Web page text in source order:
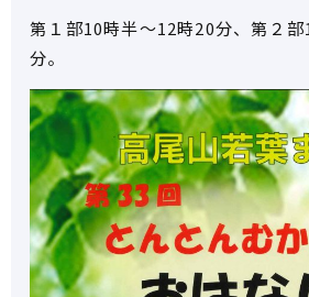
第１部10時半～12時20分、第２
分。